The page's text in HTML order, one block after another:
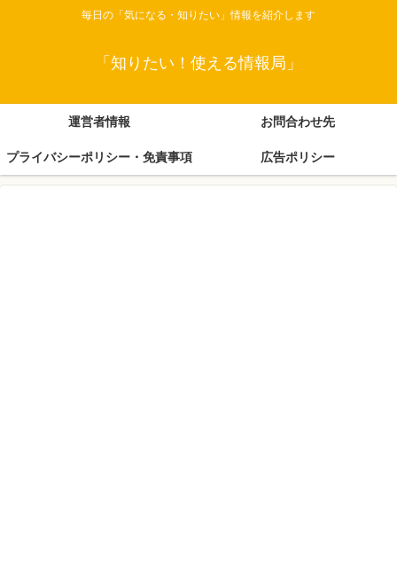
毎日の「気になる・知りたい」情報を紹介します
「知りたい！使える情報局」
運営者情報 お問合わせ先
プライバシーポリシー・免責事項 広告ポリシー